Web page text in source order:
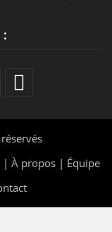
| À propos | Équipe